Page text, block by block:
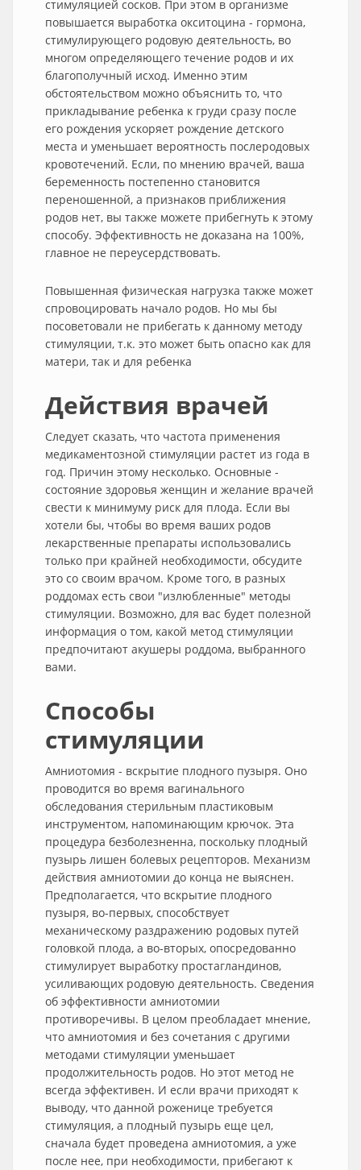
стимуляцией сосков. При этом в организме
повышается выработка окситоцина - гормона,
стимулирующего родовую деятельность, во
многом определяющего течение родов и их
благополучный исход. Именно этим
обстоятельством можно объяснить то, что
прикладывание ребенка к груди сразу после
его рождения ускоряет рождение детского
места и уменьшает вероятность послеродовых
кровотечений. Если, по мнению врачей, ваша
беременность постепенно становится
переношенной, а признаков приближения
родов нет, вы также можете прибегнуть к этому
способу. Эффективность не доказана на 100%,
главное не переусердствовать.
Повышенная физическая нагрузка также может
спровоцировать начало родов. Но мы бы
посоветовали не прибегать к данному методу
стимуляции, т.к. это может быть опасно как для
матери, так и для ребенка
Действия врачей
Следует сказать, что частота применения
медикаментозной стимуляции растет из года в
год. Причин этому несколько. Основные -
состояние здоровья женщин и желание врачей
свести к минимуму риск для плода. Если вы
хотели бы, чтобы во время ваших родов
лекарственные препараты использовались
только при крайней необходимости, обсудите
это со своим врачом. Кроме того, в разных
роддомах есть свои "излюбленные" методы
стимуляции. Возможно, для вас будет полезной
информация о том, какой метод стимуляции
предпочитают акушеры роддома, выбранного
вами.
Способы
стимуляции
Амниотомия - вскрытие плодного пузыря. Оно
проводится во время вагинального
обследования стерильным пластиковым
инструментом, напоминающим крючок. Эта
процедура безболезненна, поскольку плодный
пузырь лишен болевых рецепторов. Механизм
действия амниотомии до конца не выяснен.
Предполагается, что вскрытие плодного
пузыря, во-первых, способствует
механическому раздражению родовых путей
головкой плода, а во-вторых, опосредованно
стимулирует выработку простагландинов,
усиливающих родовую деятельность. Сведения
об эффективности амниотомии
противоречивы. В целом преобладает мнение,
что амниотомия и без сочетания с другими
методами стимуляции уменьшает
продолжительность родов. Но этот метод не
всегда эффективен. И если врачи приходят к
выводу, что данной роженице требуется
стимуляция, а плодный пузырь еще цел,
сначала будет проведена амниотомия, а уже
после нее, при необходимости, прибегают к